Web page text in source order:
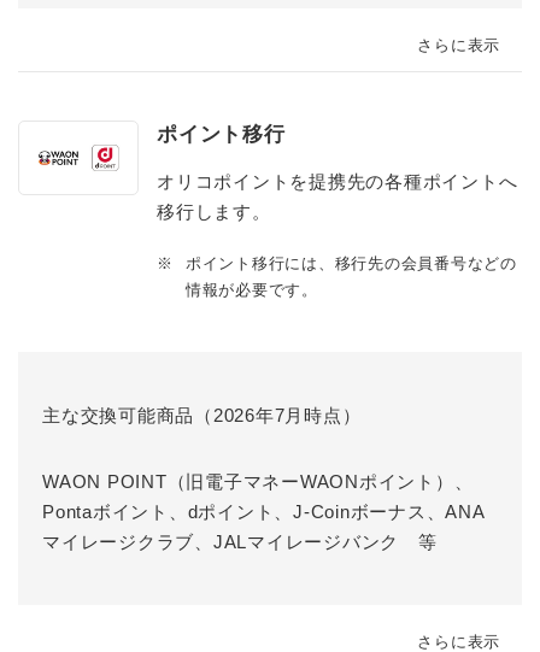
さらに表示
ポイント移行
オリコポイントを提携先の各種ポイントへ
移行します。
※
ポイント移行には、移行先の会員番号などの
情報が必要です。
主な交換可能商品（2026年7月時点）
WAON POINT（旧電子マネーWAONポイント）、
Pontaボイント、dポイント、J-Coinボーナス、ANA
マイレージクラブ、JALマイレージバンク 等
さらに表示